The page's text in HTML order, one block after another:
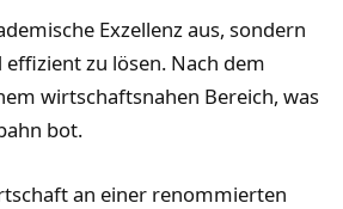
Exzellenz aus, sondern
zu lösen. Nach dem
wirtschaftsnahen Bereich, was
bot.
an einer renommierten